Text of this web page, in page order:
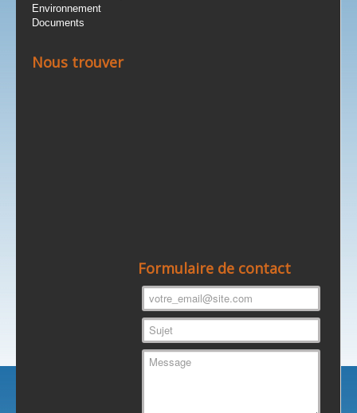
Environnement
Documents
Nous trouver
Formulaire de contact